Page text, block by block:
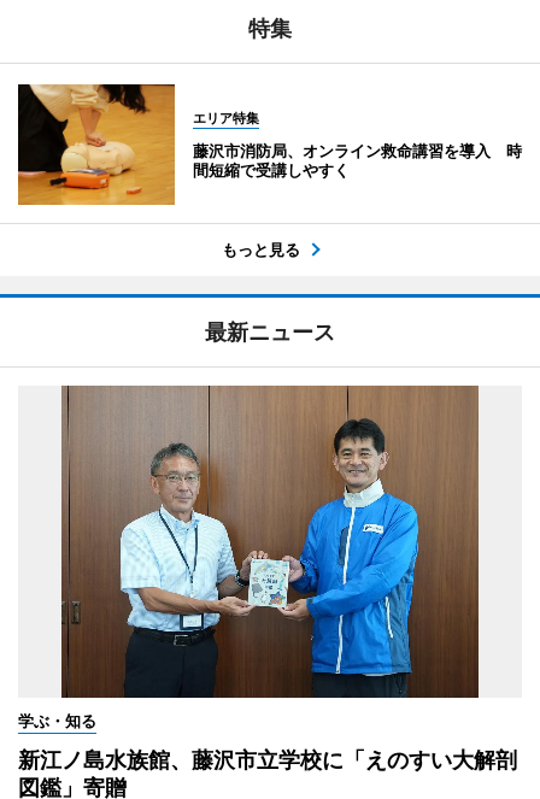
特集
エリア特集
藤沢市消防局、オンライン救命講習を導入 時
間短縮で受講しやすく
もっと見る
最新ニュース
学ぶ・知る
新江ノ島水族館、藤沢市立学校に「えのすい大解剖
図鑑」寄贈